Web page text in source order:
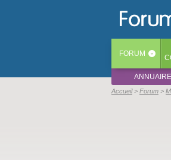
FORUM ‹
Accueil Forum